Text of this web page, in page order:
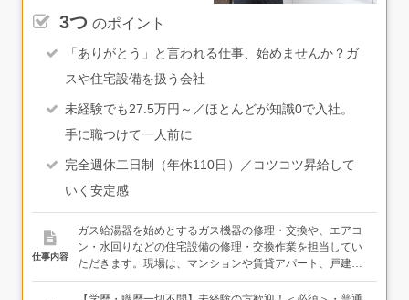
3つ のポイント
「ありがとう」と言われる仕事、始めませんか？ガ
スや住宅設備を扱う会社
未経験でも27.5万円～／ほとんどが知識0で入社。
手に職つけて一人前に
完全週休二日制（年休110日）／コツコツ昇給して
いく安定感
仕事内容
ガス給湯器を始めとするガス機器の修理・交換や、エアコ
ン・水回りなどの住宅設備の修理・交換作業を担当してい
ただきます。現場は、マンションや賃貸アパート、戸建て
住宅がメイン。エリアは千葉県内（船橋市、習志野市など
の周辺エリア）を中心（約7割）に一都三県まで対応して